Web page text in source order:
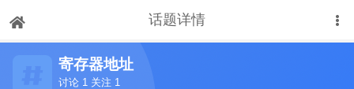
话题详情
下拉刷新
寄存器地址
讨论 1 关注 1